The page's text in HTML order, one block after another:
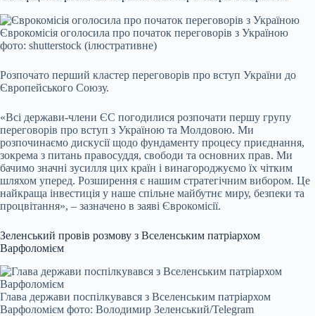
Єврокомісія оголосила про початок переговорів з Україною
фото: shutterstock (ілюстративне)
Розпочато перший кластер переговорів про вступ України до
Європейського Союзу.
«Всі держави-члени ЄС погодилися розпочати першу групу
переговорів про вступ з Україною та Молдовою. Ми
розпочинаємо дискусії щодо фундаменту процесу приєднання,
зокрема з питань правосуддя, свободи та основних прав. Ми
бачимо значні зусилля цих країн і винагороджуємо їх чітким
шляхом уперед. Розширення є нашим стратегічним вибором. Це
найкраща інвестиція у наше спільне майбутнє миру, безпеки та
процвітання», – зазначено в заяві Єврокомісії.
Зеленський провів розмову з Вселенським патріархом
Варфоломієм
Глава держави поспілкувався з Вселенським патріархом
Варфоломієм фото: Володимир Зеленський/Telegram